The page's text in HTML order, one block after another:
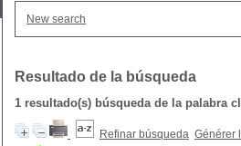
New search
Resultado de la búsqueda
1 resultado(s) búsqueda de la palabra
Refinar búsqueda Générer